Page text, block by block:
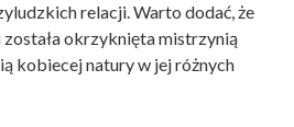
relacji. Warto dodać, że
okrzyknięta mistrzynią
kobiecej natury w jej różnych